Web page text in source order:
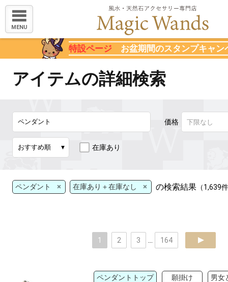
MENU
特設ページ お盆期間のスタンプキャン
アイテムの詳細検索
価格
在庫あり
ペンダント × 在庫あり＋在庫なし × の検索結果 （1,639
1 2 3 164 next
ペンダントトップ 願掛け 男女